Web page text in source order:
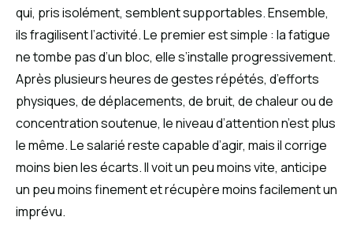
qui, pris isolément, semblent supportables. Ensemble,
ils fragilisent l’activité. Le premier est simple : la fatigue
ne tombe pas d’un bloc, elle s’installe progressivement.
Après plusieurs heures de gestes répétés, d’efforts
physiques, de déplacements, de bruit, de chaleur ou de
concentration soutenue, le niveau d’attention n’est plus
le même. Le salarié reste capable d’agir, mais il corrige
moins bien les écarts. Il voit un peu moins vite, anticipe
un peu moins finement et récupère moins facilement un
imprévu.